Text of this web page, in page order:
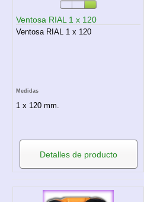
Ventosa RIAL 1 x 120
Ventosa RIAL 1 x 120
Medidas
1 x 120 mm.
Detalles de producto